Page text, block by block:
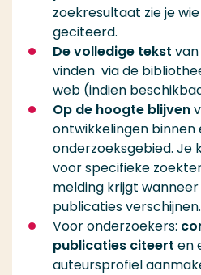
zoekresultaat zie je
geciteerd.
De volledige tekst
vinden via de
web (indien
Op de hoogte blijven
ontwikkelingen binnen
onderzoeksgebied. Je
voor specifieke
melding krijgt
publicaties verschijnen.
Voor onderzoekers:
publicaties citeert en
auteursprofiel